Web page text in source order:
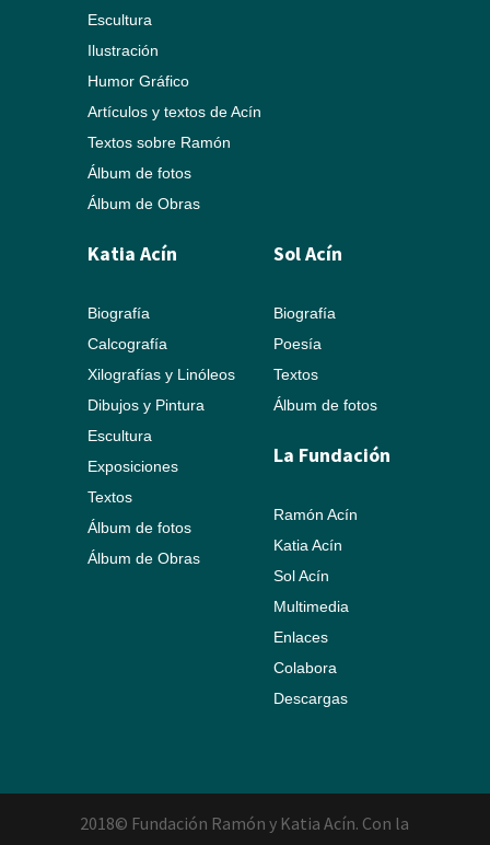
Escultura
Ilustración
Humor Gráfico
Artículos y textos de Acín
Textos sobre Ramón
Álbum de fotos
Álbum de Obras
Katia Acín
Biografía
Calcografía
Xilografías y Linóleos
Dibujos y Pintura
Escultura
Exposiciones
Textos
Álbum de fotos
Álbum de Obras
Sol Acín
Biografía
Poesía
Textos
Álbum de fotos
La Fundación
Ramón Acín
Katia Acín
Sol Acín
Multimedia
Enlaces
Colabora
Descargas
2018© Fundación Ramón y Katia Acín. Con la